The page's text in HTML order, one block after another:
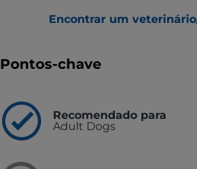
Encontrar um
Pontos-chave
Recomendado para
Adult Dogs